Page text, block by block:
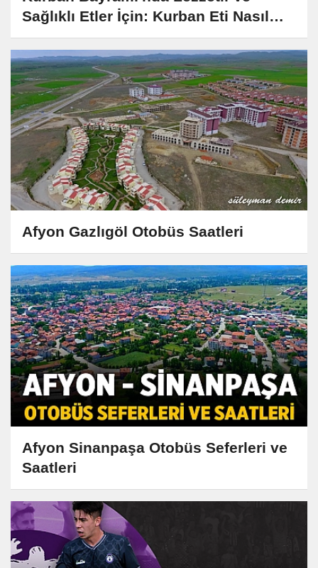
Sağlıklı Etler İçin: Kurban Eti Nasıl
Saklanır, Kaç Saat Dinlendirilir?
Afyon Gazlıgöl Otobüs Saatleri
Afyon Sinanpaşa Otobüs Seferleri ve
Saatleri